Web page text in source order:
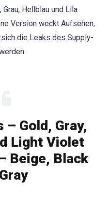
Grau, Hellblau und Lila
Version weckt Aufsehen,
die Leaks des Supply-
Gold, Gray,
Light Violet
Beige, Black